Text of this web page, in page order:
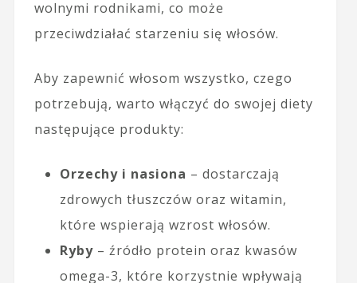
wolnymi rodnikami, co może
przeciwdziałać starzeniu się włosów.
Aby zapewnić włosom wszystko, czego
potrzebują, warto włączyć do swojej diety
następujące produkty:
Orzechy i nasiona – dostarczają
zdrowych tłuszczów oraz witamin,
które wspierają wzrost włosów.
Ryby– źródło protein oraz kwasów
omega-3, które korzystnie wpływają